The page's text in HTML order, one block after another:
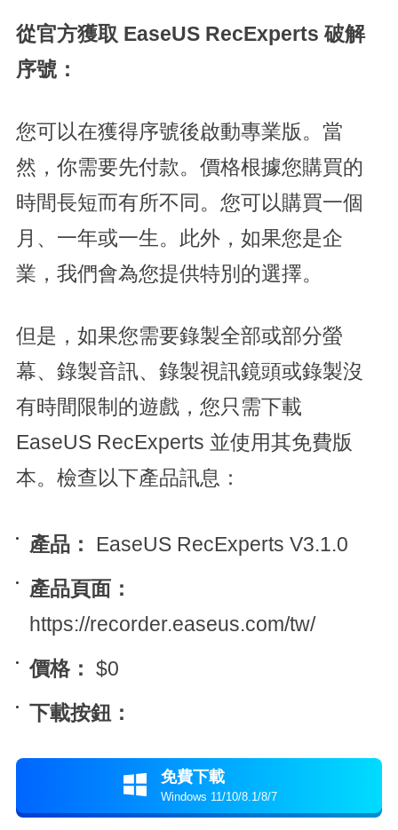
從官方獲取 EaseUS RecExperts 破解
序號：
您可以在獲得序號後啟動專業版。當
然，你需要先付款。價格根據您購買的
時間長短而有所不同。您可以購買一個
月、一年或一生。此外，如果您是企
業，我們會為您提供特別的選擇。
但是，如果您需要錄製全部或部分螢
幕、錄製音訊、錄製視訊鏡頭或錄製沒
有時間限制的遊戲，您只需下載
EaseUS RecExperts 並使用其免費版
本。檢查以下產品訊息：
產品：
EaseUS RecExperts V3.1.0
產品頁面：
https://recorder.easeus.com/tw/
價格： $0
下載按鈕：
 免費下載
Windows 11/10/8.1/8/7